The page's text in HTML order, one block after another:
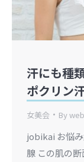
汗にも種
ポクリン
女美会 By
jobikai お悩
腺 この肌の